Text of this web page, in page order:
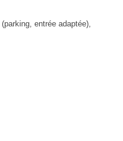
(parking, entrée adaptée),